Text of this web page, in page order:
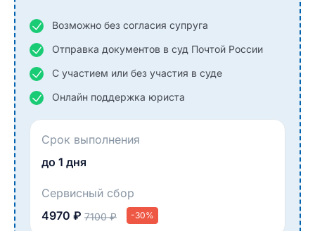
Возможно без согласия супруга
Отправка документов в суд Почтой России
С участием или без участия в суде
Онлайн поддержка юриста
Срок выполнения
до 1 дня
Сервисный сбор
4970 ₽ 7100 ₽ -30%